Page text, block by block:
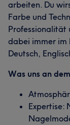
arbeiten. Du
Farbe und
Professionalität
dabei immer im
Deutsch,
Was uns an
Expertise: